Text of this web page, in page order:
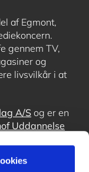
af Egmont,
gennem TV,
og
livsvilkår i at
A/S og er en
Uddannelse
.